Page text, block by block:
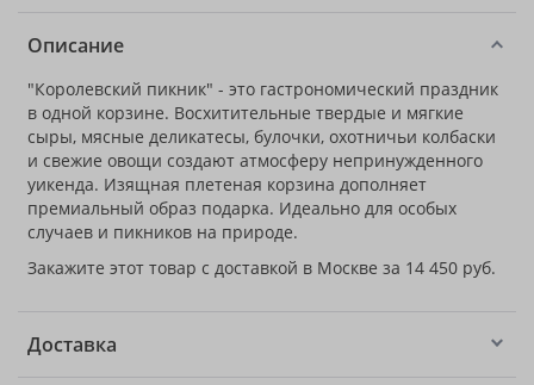
Описание
"Королевский пикник" - это гастрономический праздник
в одной корзине. Восхитительные твердые и мягкие
сыры, мясные деликатесы, булочки, охотничьи колбаски
и свежие овощи создают атмосферу непринужденного
уикенда. Изящная плетеная корзина дополняет
премиальный образ подарка. Идеально для особых
случаев и пикников на природе.
Закажите этот товар с доставкой в Москве за 14 450 руб.
Доставка